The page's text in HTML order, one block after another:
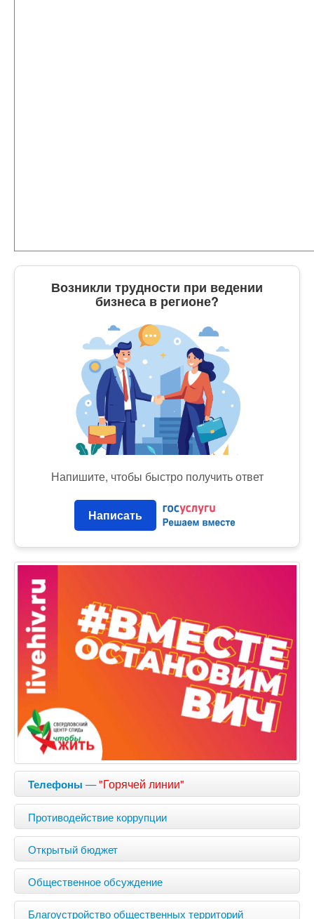
Возникли трудности при ведении
бизнеса в регионе?
Напишите, чтобы быстро получить ответ
Написать
Телефоны —"Горячей линии"
Противодействие коррупции
Открытый бюджет
Общественное обсуждение
Благоустройство общественных территорий